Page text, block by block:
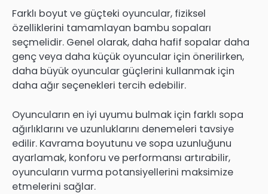
Farklı boyut ve güçteki oyuncular, fiziksel
özelliklerini tamamlayan bambu sopaları
seçmelidir. Genel olarak, daha hafif sopalar daha
genç veya daha küçük oyuncular için önerilirken,
daha büyük oyuncular güçlerini kullanmak için
daha ağır seçenekleri tercih edebilir.
Oyuncuların en iyi uyumu bulmak için farklı sopa
ağırlıklarını ve uzunluklarını denemeleri tavsiye
edilir. Kavrama boyutunu ve sopa uzunluğunu
ayarlamak, konforu ve performansı artırabilir,
oyuncuların vurma potansiyellerini maksimize
etmelerini sağlar.